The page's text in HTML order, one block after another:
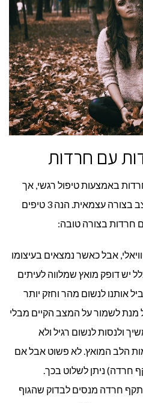
באמצעות טיפול רגשי, אך
ניתן גם לנסות ולהרגיע את המצב בצורה עצמאית. הנה 3 טיפים
חרדות בצורה טובה:
אבל כאשר נמצאים בעיצומו
יש דופק מואץ שמלווה לעיתים
אותנו לנשום מהר וחזק יותר
מנת לשמור על המצב הקיים מבלי
ולנסות לנשום רגיל ולא
הלב המואץ. לא פשוט אבל אם
חרדה) ניתן לשלוט בכך.
חרדה מנסים לבדוק שהגוף